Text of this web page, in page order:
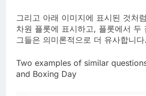
그리고 아래 이미지에 표시된 것처
차원 플롯에 표시하고, 플롯에서 두
그들은 의미론적으로 더 유사합니다.
Two examples of similar
and Boxing Day